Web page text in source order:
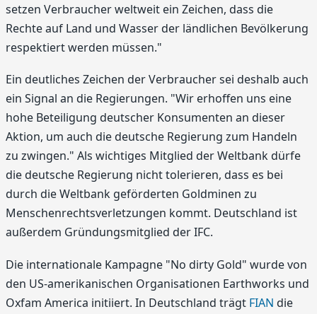
setzen Verbraucher weltweit ein Zeichen, dass die
Rechte auf Land und Wasser der ländlichen Bevölkerung
respektiert werden müssen."
Ein deutliches Zeichen der Verbraucher sei deshalb auch
ein Signal an die Regierungen. "Wir erhoffen uns eine
hohe Beteiligung deutscher Konsumenten an dieser
Aktion, um auch die deutsche Regierung zum Handeln
zu zwingen." Als wichtiges Mitglied der Weltbank dürfe
die deutsche Regierung nicht tolerieren, dass es bei
durch die Weltbank geförderten Goldminen zu
Menschenrechtsverletzungen kommt. Deutschland ist
außerdem Gründungsmitglied der IFC.
Die internationale Kampagne "No dirty Gold" wurde von
den US-amerikanischen Organisationen Earthworks und
Oxfam America initiiert. In Deutschland trägt FIAN die